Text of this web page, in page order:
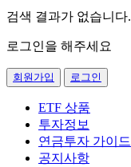
검색 결과가 없습니다.
로그인을 해주세요
회원가입 로그인
ETF 상품
투자정보
연금투자 가이드
공지사항